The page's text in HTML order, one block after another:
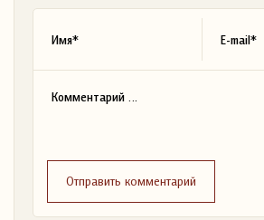
Отправить комментарий